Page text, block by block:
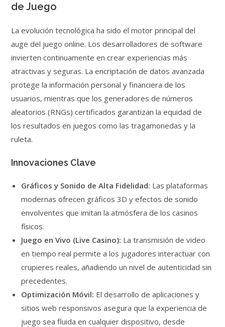
de Juego
La evolución tecnológica ha sido el motor principal del
auge del juego online. Los desarrolladores de software
invierten continuamente en crear experiencias más
atractivas y seguras. La encriptación de datos avanzada
protege la información personal y financiera de los
usuarios, mientras que los generadores de números
aleatorios (RNGs) certificados garantizan la equidad de
los resultados en juegos como las tragamonedas y la
ruleta.
Innovaciones Clave
Gráficos y Sonido de Alta Fidelidad: Las plataformas
modernas ofrecen gráficos 3D y efectos de sonido
envolventes que imitan la atmósfera de los casinos
físicos.
Juego en Vivo (Live Casino): La transmisión de video
en tiempo real permite a los jugadores interactuar con
crupieres reales, añadiendo un nivel de autenticidad sin
precedentes.
Optimización Móvil: El desarrollo de aplicaciones y
sitios web responsivos asegura que la experiencia de
juego sea fluida en cualquier dispositivo, desde